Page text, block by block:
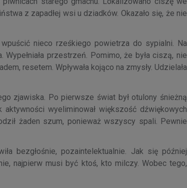
z zapadłej wsi u dziadków. Okazało się, że nie
nieco rześkiego powietrza do sypialni. Na
przestrzeń. Pomimo, że była ciszą, nie
resetem. Wpływała kojąco na zmysły. Udzielała
zjawiska. Po pierwsze świat był otulony śnieżną
wyeliminował większość dźwiękowych
żaden szum, ponieważ wszyscy spali. Pewnie
bezgłośnie, pozaintelektualnie. Jak się później
najpierw musi być ktoś, kto milczy. Wobec tego,